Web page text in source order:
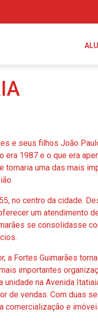
e seus filhos João
era 1987 e o que era
tornaria uma das mais
no centro da cidade.
um atendimento
se consolidasse
a Fortes Guimarães
importantes
unidade na Avenida
de vendas. Com duas
comercialização e